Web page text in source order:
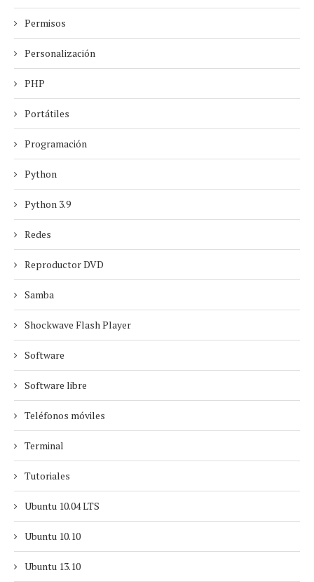
Permisos
Personalización
PHP
Portátiles
Programación
Python
Python 3.9
Redes
Reproductor DVD
Samba
Shockwave Flash Player
Software
Software libre
Teléfonos móviles
Terminal
Tutoriales
Ubuntu 10.04 LTS
Ubuntu 10.10
Ubuntu 13.10